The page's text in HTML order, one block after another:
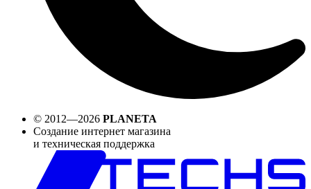
© 2012—2026 PLANETA
Создание интернет магазина
и техническая поддержка